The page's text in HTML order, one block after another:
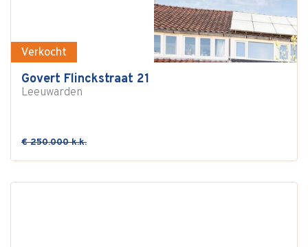
Verkocht
Govert Flinckstraat 21
Leeuwarden
€ 250.000 k.k.